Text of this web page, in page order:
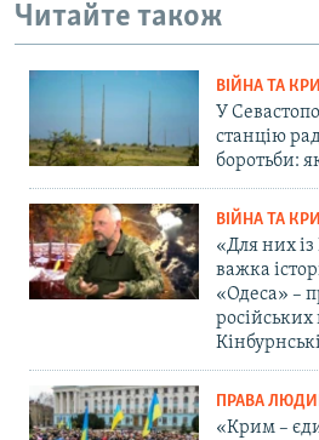
Читайте також
ВІЙНА ТА
У
станцію
боротьби:
ВІЙНА ТА
«Для них
важка
«Одеса» –
російських
ПРАВА
«Крим –